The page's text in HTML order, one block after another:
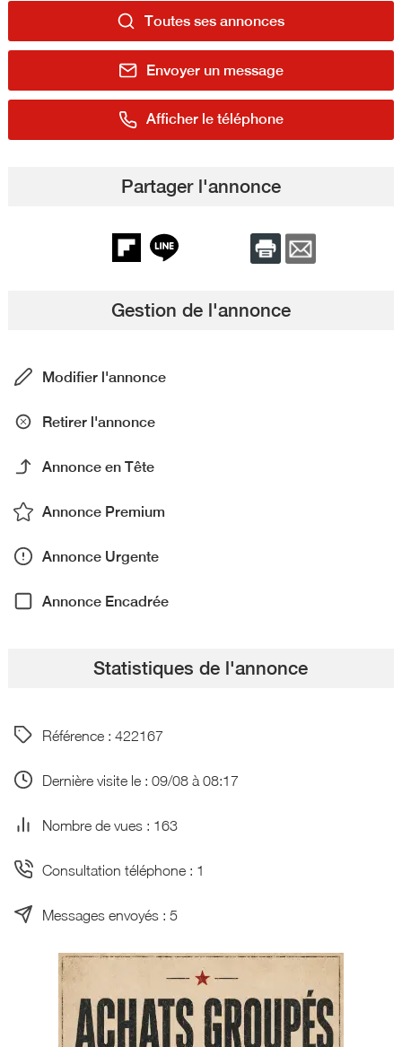
Toutes ses annonces
Envoyer un message
Afficher le téléphone
Partager l'annonce
Gestion de l'annonce
Modifier l'annonce
Retirer l'annonce
Annonce en Tête
Annonce Premium
Annonce Urgente
Annonce Encadrée
Statistiques de l'annonce
Référence : 422167
Dernière visite le : 09/08 à 08:17
Nombre de vues : 163
Consultation téléphone : 1
Messages envoyés : 5